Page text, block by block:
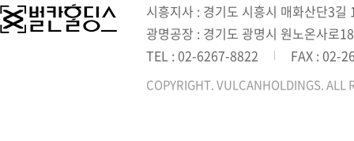
시흥지사 : 경기도 시흥시 매화산단3
광명공장 : 경기도 광명시 원노온사로18
TEL : 02-6267-8822
FAX : 02-
COPYRIGHT. VULCANHOLDINGS. ALL